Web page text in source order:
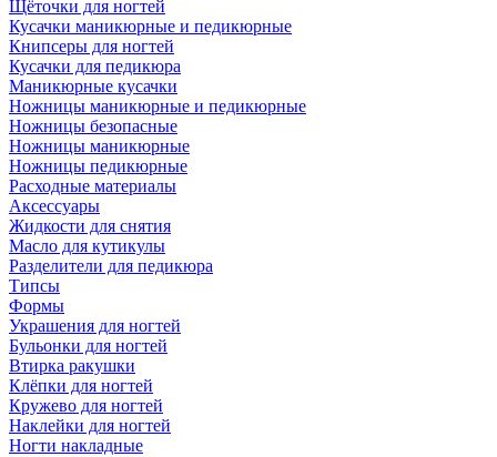
Щёточки для ногтей
Кусачки маникюрные и педикюрные
Книпсеры для ногтей
Кусачки для педикюра
Маникюрные кусачки
Ножницы маникюрные и педикюрные
Ножницы безопасные
Ножницы маникюрные
Ножницы педикюрные
Расходные материалы
Аксессуары
Жидкости для снятия
Масло для кутикулы
Разделители для педикюра
Типсы
Формы
Украшения для ногтей
Бульонки для ногтей
Втирка ракушки
Клёпки для ногтей
Кружево для ногтей
Наклейки для ногтей
Ногти накладные